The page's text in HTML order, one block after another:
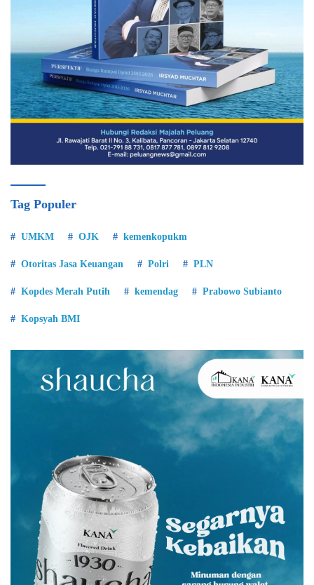
Tag Populer
UMKM OJK kemenkopukm
Otoritas Jasa Keuangan Polri PLN
Kopdes Merah Putih kemendag Prabowo Subianto
Kopsyah BMI